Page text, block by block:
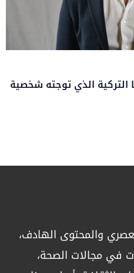
التركية الذي توجته شخصية
والمحتوى الهادف،
في مجالات الصحة،